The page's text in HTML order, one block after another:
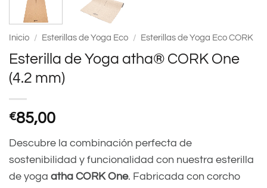
Inicio / Esterillas de Yoga Eco / Esterillas de Yoga Eco CORK
Esterilla de Yoga atha® CORK One
(4.2 mm)
€85,00
Descubre la combinación perfecta de
sostenibilidad y funcionalidad con nuestra esterilla
de yoga atha CORK One. Fabricada con corcho